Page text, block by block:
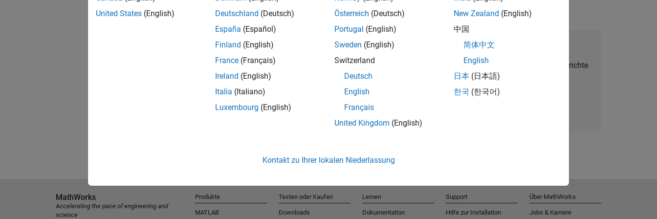
Talent Network beitreten
Erhalten Sie personalisierte Stellenangebote, Berichte
und Unternehmensneuigkeiten.
United States (English)
Deutschland (Deutsch)
España (Español)
Finland (English)
France (Français)
Ireland (English)
Italia (Italiano)
Luxembourg (English)
Österreich (Deutsch)
Portugal (English)
Sweden (English)
Switzerland
Deutsch
English
Français
United Kingdom (English)
New Zealand (English)
中国
简体中文
English
日本 (日本語)
한국 (한국어)
Kontakt zu Ihrer lokalen Niederlassung
MathWorks
Accelerating the pace of engineering and
science
Produkte
MATLAB
Testen oder Kaufen
Downloads
Lernen
Dokumentation
Support
Hilfe zur Installation
Über MathWorks
Jobs & Karriere